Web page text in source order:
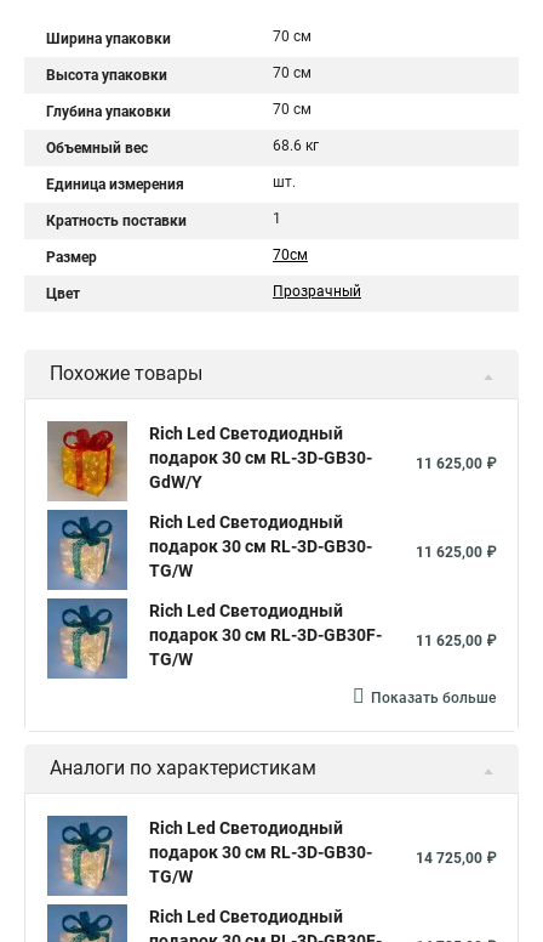
Ширина упаковки 70 см
Высота упаковки 70 см
Глубина упаковки 70 см
Объемный вес 68.6 кг
Единица измерения шт.
Кратность поставки 1
Размер 70см
Цвет Прозрачный
Похожие товары
Rich Led Светодиодный
подарок 30 см RL-3D-GB30-
GdW/Y
11 625,00 ₽
Rich Led Светодиодный
подарок 30 см RL-3D-GB30-
TG/W
11 625,00 ₽
Rich Led Светодиодный
подарок 30 см RL-3D-GB30F-
TG/W
11 625,00 ₽
Показать больше
Аналоги по характеристикам
Rich Led Светодиодный
подарок 30 см RL-3D-GB30-
TG/W
14 725,00 ₽
Rich Led Светодиодный